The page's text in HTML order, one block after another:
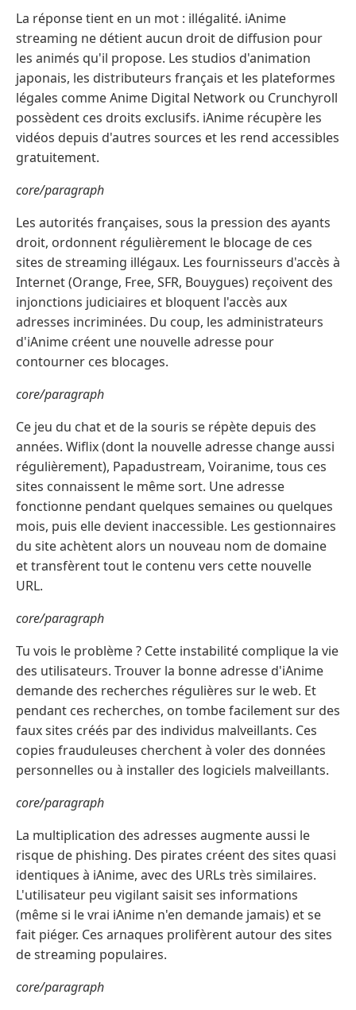
La réponse tient en un mot : illégalité. iAnime
streaming ne détient aucun droit de diffusion pour
les animés qu'il propose. Les studios d'animation
japonais, les distributeurs français et les plateformes
légales comme Anime Digital Network ou Crunchyroll
possèdent ces droits exclusifs. iAnime récupère les
vidéos depuis d'autres sources et les rend accessibles
gratuitement.
core/paragraph
Les autorités françaises, sous la pression des ayants
droit, ordonnent régulièrement le blocage de ces
sites de streaming illégaux. Les fournisseurs d'accès à
Internet (Orange, Free, SFR, Bouygues) reçoivent des
injonctions judiciaires et bloquent l'accès aux
adresses incriminées. Du coup, les administrateurs
d'iAnime créent une nouvelle adresse pour
contourner ces blocages.
core/paragraph
Ce jeu du chat et de la souris se répète depuis des
années. Wiflix (dont la nouvelle adresse change aussi
régulièrement), Papadustream, Voiranime, tous ces
sites connaissent le même sort. Une adresse
fonctionne pendant quelques semaines ou quelques
mois, puis elle devient inaccessible. Les gestionnaires
du site achètent alors un nouveau nom de domaine
et transfèrent tout le contenu vers cette nouvelle
URL.
core/paragraph
Tu vois le problème ? Cette instabilité complique la vie
des utilisateurs. Trouver la bonne adresse d'iAnime
demande des recherches régulières sur le web. Et
pendant ces recherches, on tombe facilement sur des
faux sites créés par des individus malveillants. Ces
copies frauduleuses cherchent à voler des données
personnelles ou à installer des logiciels malveillants.
core/paragraph
La multiplication des adresses augmente aussi le
risque de phishing. Des pirates créent des sites quasi
identiques à iAnime, avec des URLs très similaires.
L'utilisateur peu vigilant saisit ses informations
(même si le vrai iAnime n'en demande jamais) et se
fait piéger. Ces arnaques prolifèrent autour des sites
de streaming populaires.
core/paragraph